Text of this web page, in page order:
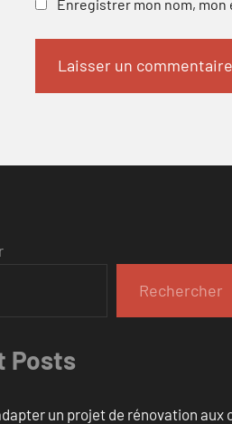
Enregistrer mon nom, mon
Rechercher
Posts
un projet de rénovation